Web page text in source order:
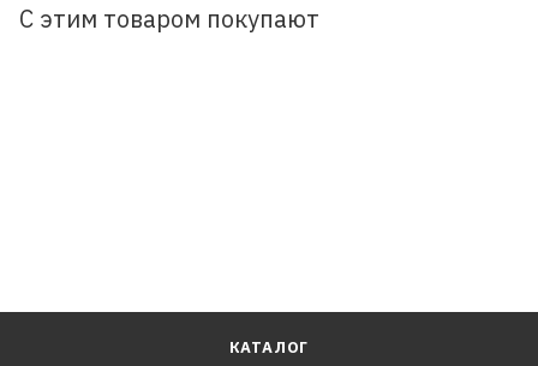
С этим товаром покупают
КАТАЛОГ